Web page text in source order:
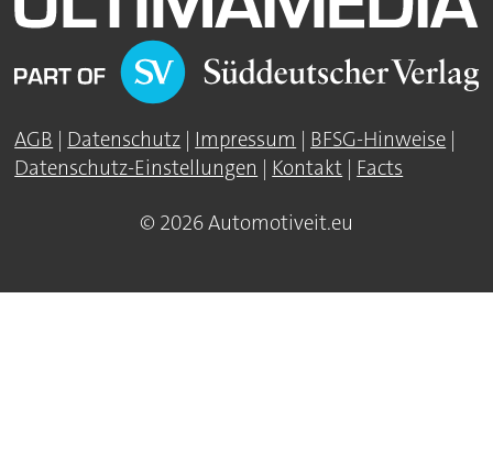
AGB | Datenschutz | Impressum | BFSG-Hinweise |
Datenschutz-Einstellungen | Kontakt | Facts
© 2026 Automotiveit.eu